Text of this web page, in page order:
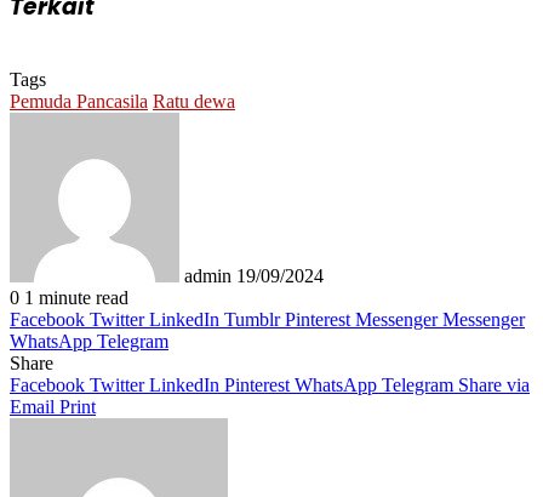
Terkait
Tags
Pemuda Pancasila Ratu dewa
admin 19/09/2024
0 1 minute read
Facebook Twitter LinkedIn Tumblr Pinterest Messenger Messenger
WhatsApp Telegram
Share
Facebook Twitter LinkedIn Pinterest WhatsApp Telegram Share via
Email Print